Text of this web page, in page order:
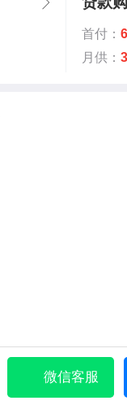
首付：
月供：
微信客服